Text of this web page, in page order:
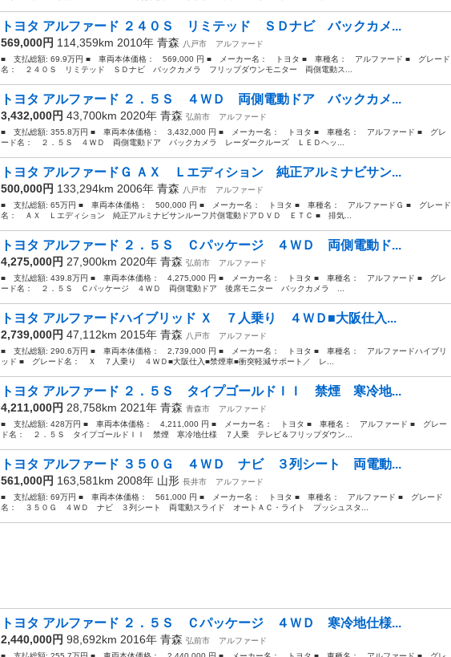
トヨタ アルファード ２４０Ｓ リミテッド ＳＤナビ バックカメ...
569,000円 114,359km 2010年 青森 八戸市
アルファード
■ 支払総額: 69.9万円 ■ 車両本体価格： 569,000 円 ■ メーカー名： トヨタ ■ 車種名： アルファード ■ グレード
名： ２４０Ｓ リミテッド ＳＤナビ バックカメラ フリップダウンモニター 両側電動ス...
トヨタ アルファード ２．５Ｓ ４ＷＤ 両側電動ドア バックカメ...
3,432,000円 43,700km 2020年 青森 弘前市
アルファード
■ 支払総額: 355.8万円 ■ 車両本体価格： 3,432,000 円 ■ メーカー名： トヨタ ■ 車種名： アルファード ■ グレ
ード名： ２．５Ｓ ４ＷＤ 両側電動ドア バックカメラ レーダークルーズ ＬＥＤヘッ...
トヨタ アルファードＧ ＡＸ Ｌエディション 純正アルミナビサン...
500,000円 133,294km 2006年 青森 八戸市
アルファード
■ 支払総額: 65万円 ■ 車両本体価格： 500,000 円 ■ メーカー名： トヨタ ■ 車種名： アルファードＧ ■ グレード
名： ＡＸ Ｌエディション 純正アルミナビサンルーフ片側電動ドアＤＶＤ ＥＴＣ ■ 排気...
トヨタ アルファード ２．５Ｓ Ｃパッケージ ４ＷＤ 両側電動ド...
4,275,000円 27,900km 2020年 青森 弘前市
アルファード
■ 支払総額: 439.8万円 ■ 車両本体価格： 4,275,000 円 ■ メーカー名： トヨタ ■ 車種名： アルファード ■ グレ
ード名： ２．５Ｓ Ｃパッケージ ４ＷＤ 両側電動ドア 後席モニター バックカメラ ...
トヨタ アルファードハイブリッド Ｘ ７人乗り ４ＷＤ■大阪仕入...
2,739,000円 47,112km 2015年 青森 八戸市
アルファード
■ 支払総額: 290.6万円 ■ 車両本体価格： 2,739,000 円 ■ メーカー名： トヨタ ■ 車種名： アルファードハイブリ
ッド ■ グレード名： Ｘ ７人乗り ４ＷＤ■大阪仕入■禁煙車■衝突軽減サポート／ レ...
トヨタ アルファード ２．５Ｓ タイプゴールドＩＩ 禁煙 寒冷地...
4,211,000円 28,758km 2021年 青森 青森市
アルファード
■ 支払総額: 428万円 ■ 車両本体価格： 4,211,000 円 ■ メーカー名： トヨタ ■ 車種名： アルファード ■ グレー
ド名： ２．５Ｓ タイプゴールドＩＩ 禁煙 寒冷地仕様 ７人乗 テレビ＆フリップダウン...
トヨタ アルファード ３５０Ｇ ４ＷＤ ナビ ３列シート 両電動...
561,000円 163,581km 2008年 山形 長井市
アルファード
■ 支払総額: 69万円 ■ 車両本体価格： 561,000 円 ■ メーカー名： トヨタ ■ 車種名： アルファード ■ グレード
名： ３５０Ｇ ４ＷＤ ナビ ３列シート 両電動スライド オートＡＣ・ライト プッシュスタ...
トヨタ アルファード ２．５Ｓ Ｃパッケージ ４ＷＤ 寒冷地仕様...
2,440,000円 98,692km 2016年 青森 弘前市
アルファード